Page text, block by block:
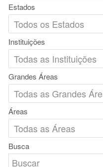
Estados
Instituições
Grandes Áreas
Áreas
Busca